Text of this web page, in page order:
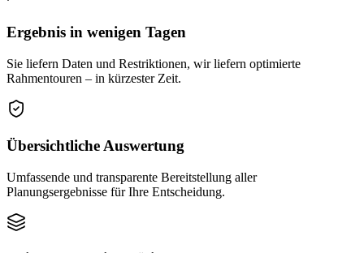
Ergebnis in wenigen Tagen
Sie liefern Daten und Restriktionen, wir liefern optimierte
Rahmentouren – in kürzester Zeit.
Übersichtliche Auswertung
Umfassende und transparente Bereitstellung aller
Planungsergebnisse für Ihre Entscheidung.